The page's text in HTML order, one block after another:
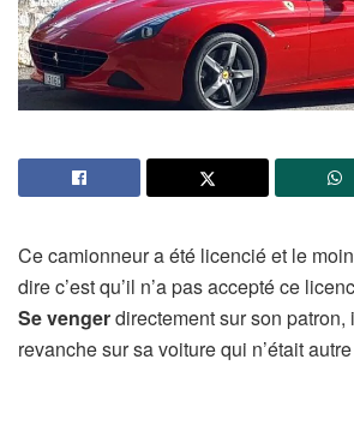
Ce camionneur a été licencié et le
dire c’est qu’il n’a pas accepté ce
Se vengerdirectement sur son patron,
revanche sur sa voiture qui n’était